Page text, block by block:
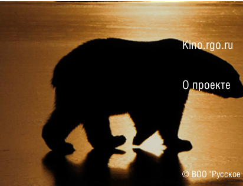
Kino.rgo.ru
О проекте
© ВОО "Русское